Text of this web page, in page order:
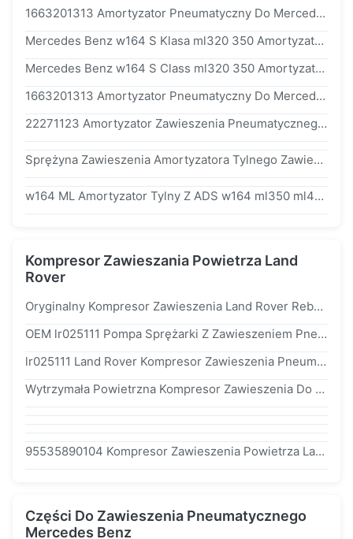
1663201313 Amortyzator Pneumatyczny Do Mercedesa GL - Klasa x166 GL w166 166 320 13 13 Amortyzator Pneumatyczny
Mercedes Benz w164 S Klasa ml320 350 Amortyzator Pneumatyczny 1643200125
Mercedes Benz w164 S Class ml320 350 Amortyzator Pneumatyczny 1643200125
1663201313 Amortyzator Pneumatyczny Do Mercedesa GL - Klasa x166 GL w166 166320 13 13 Air Strut
22271123 Amortyzator Zawieszenia Pneumatycznego Do Przodu Land Rover Vogue l405
Sprężyna Zawieszenia Amortyzatora Tylnego Zawieszenia Dla Mercedes w166 Zawieszenie Pneumatyczne Shock 1663200130
w164 ML Amortyzator Tylny Z ADS w164 ml350 ml420 ml500 OE a1643200731
Kompresor Zawieszania Powietrza Land
Rover
Oryginalny Kompresor Zawieszenia Land Rover Rebuild Grand Cherokee Kompressor
OEM lr025111 Pompa Sprężarki Z Zawieszeniem Pneumatycznym Do Land Rover Range Rover l322 Old Modle 2002
lr025111 Land Rover Kompresor Zawieszenia Pneumatycznego Land Rover Range Tylne / Prawe Położenie
Wytrzymała Powietrzna Kompresor Zawieszenia Do Land Rovera Discovery 3 4 Air Ride Pump
95535890104 Kompresor Zawieszenia Powietrza Land Rover Do q7 Touareg Air Ride Pump Porsche Cayenne
Części Do Zawieszenia Pneumatycznego
Mercedes Benz